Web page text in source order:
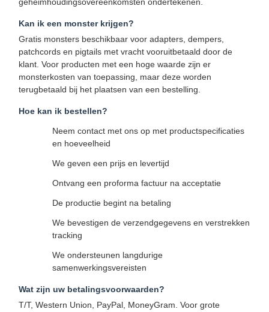
geheimhoudingsovereenkomsten ondertekenen.
Kan ik een monster krijgen?
Gratis monsters beschikbaar voor adapters, dempers,
patchcords en pigtails met vracht vooruitbetaald door de
klant. Voor producten met een hoge waarde zijn er
monsterkosten van toepassing, maar deze worden
terugbetaald bij het plaatsen van een bestelling.
Hoe kan ik bestellen?
Neem contact met ons op met productspecificaties
en hoeveelheid
We geven een prijs en levertijd
Ontvang een proforma factuur na acceptatie
De productie begint na betaling
We bevestigen de verzendgegevens en verstrekken
tracking
We ondersteunen langdurige
samenwerkingsvereisten
Wat zijn uw betalingsvoorwaarden?
T/T, Western Union, PayPal, MoneyGram. Voor grote